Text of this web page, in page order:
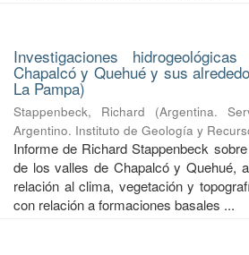
Investigaciones
Chapalcó y Quehué y sus
La Pampa)
Stappenbeck, Richard (Argentina.
Argentino. Instituto de Geología y
Informe de Richard Stappenbeck
de los valles de Chapalcó y Quehué,
relación al clima, vegetación y
con relación a formaciones basales ...